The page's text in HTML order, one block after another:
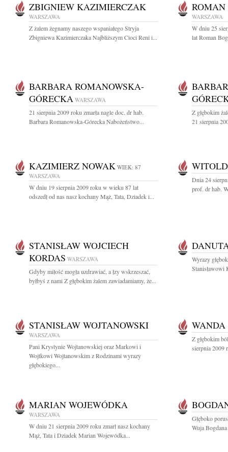
ZBIGNIEW KAZIMIERCZAK
WARSZAWA
Z żalem żegnamy naszego wspaniałego Stryja
Zbigniewa Kazimierczaka Najbliższym Cioci Reni i...
WARSZAWA
W dniu 25
lat Roman
BARBARA ROMANOWSKA-
GÓRECKA WARSZAWA
21 sierpnia 2009 roku zmarła nagle doc. dr hab.
Barbara Romanowska-Górecka Nabożeństwo...
Z głębokim
21 sierpnia
KAZIMIERZ NOWAK WIEK: 87
WARSZAWA
W dniu 19 sierpnia 2009 roku w wieku 87 lat
odszedł od nas nasz kochany Mąż, Tata, Dziadek i...
Dnia 24
prof. dr hab.
STANISŁAW WOJCIECH
KORDAS WARSZAWA
Gdyby miłość mogła uzdrawiać, a łzy wskrzeszać,
byłbyś z nami Z głębokim żalem zawiadamiamy, że...
Wyrazy
STANISŁAW WOJTANOWSKI
WARSZAWA
Pani Krystynie Wojtanowskiej oraz Markowi i
Wojtkowi Wojtanowskim z Rodzinami wyrazy
głębokiego...
Z głębokim
sierpnia 2009
MARIAN WOJEWÓDKA
WARSZAWA
W dniu 21 sierpnia 2009 roku zmarł nasz kochany
Mąż, Tata i Dziadek Marian Wojewódka...
Głęboko
Wuja